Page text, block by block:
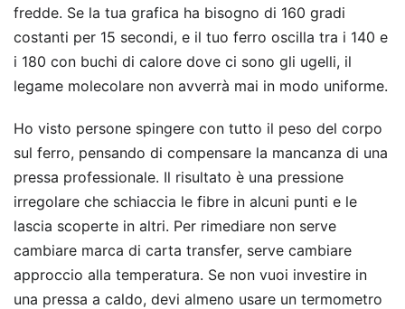
fredde. Se la tua grafica ha bisogno di 160 gradi
costanti per 15 secondi, e il tuo ferro oscilla tra i 140 e
i 180 con buchi di calore dove ci sono gli ugelli, il
legame molecolare non avverrà mai in modo uniforme.
Ho visto persone spingere con tutto il peso del corpo
sul ferro, pensando di compensare la mancanza di una
pressa professionale. Il risultato è una pressione
irregolare che schiaccia le fibre in alcuni punti e le
lascia scoperte in altri. Per rimediare non serve
cambiare marca di carta transfer, serve cambiare
approccio alla temperatura. Se non vuoi investire in
una pressa a caldo, devi almeno usare un termometro